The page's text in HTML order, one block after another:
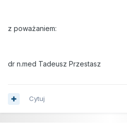
z poważaniem:
dr n.med Tadeusz Przestasz
Cytuj